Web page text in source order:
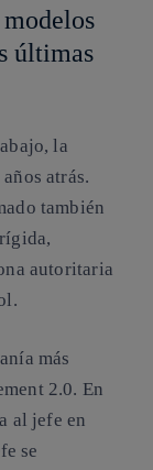
últimas
la
atrás.
también
autoritaria
más
2.0. En
al jefe en
se